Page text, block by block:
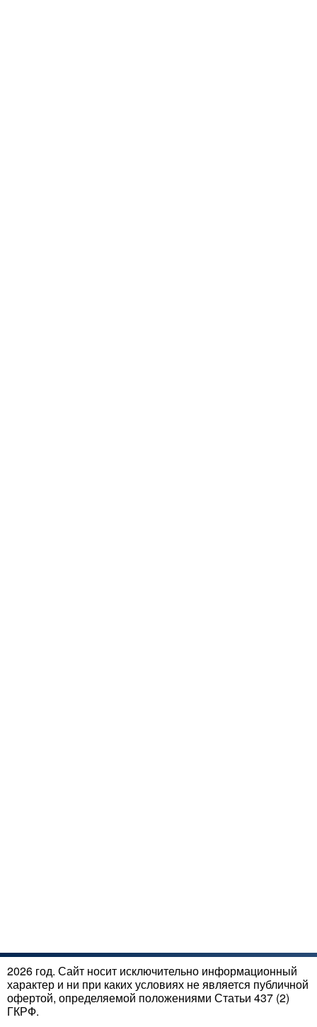
2026 год. Сайт носит исключительно информационный
характер и ни при каких условиях не является публичной
офертой, определяемой положениями Статьи 437 (2)
ГКРФ.